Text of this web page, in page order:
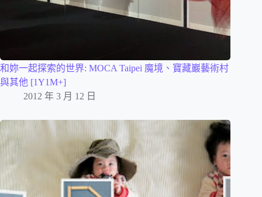
和妳一起探索的世界: MOCA Taipei 魔境、寶藏巖藝術村
與其他 [1Y1M+]
2012 年 3 月 12 日